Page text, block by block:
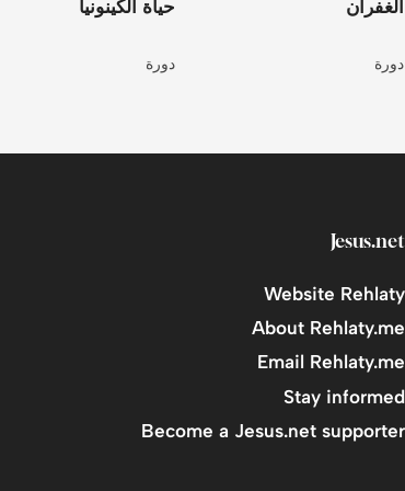
الغفران
دورة
حياة الكينونيا
دورة
Jesus.net
Website Rehlaty
About Rehlaty.me
Email Rehlaty.me
Stay informed
Become a Jesus.net supporter